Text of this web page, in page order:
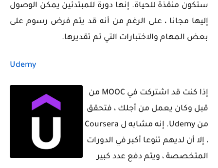
ستكون منقذة للحياة. إنها دورة للمبتدئين يمكن الوصول
إليها مجانا ، على الرغم من أنه قد يتم فرض رسوم على
بعض المهام والاختبارات التي تم تقديرها.
Udemy
إذا كنت قد اشتركت في MOOC من
قبل وكان يعمل من أجلك ، فتحقق
من Udemy. إنه مشابه ل Coursera
، إلا أن لديهم تنوعا أكبر في الدورات
المتخصصة ، ويتم دفع عدد كبير